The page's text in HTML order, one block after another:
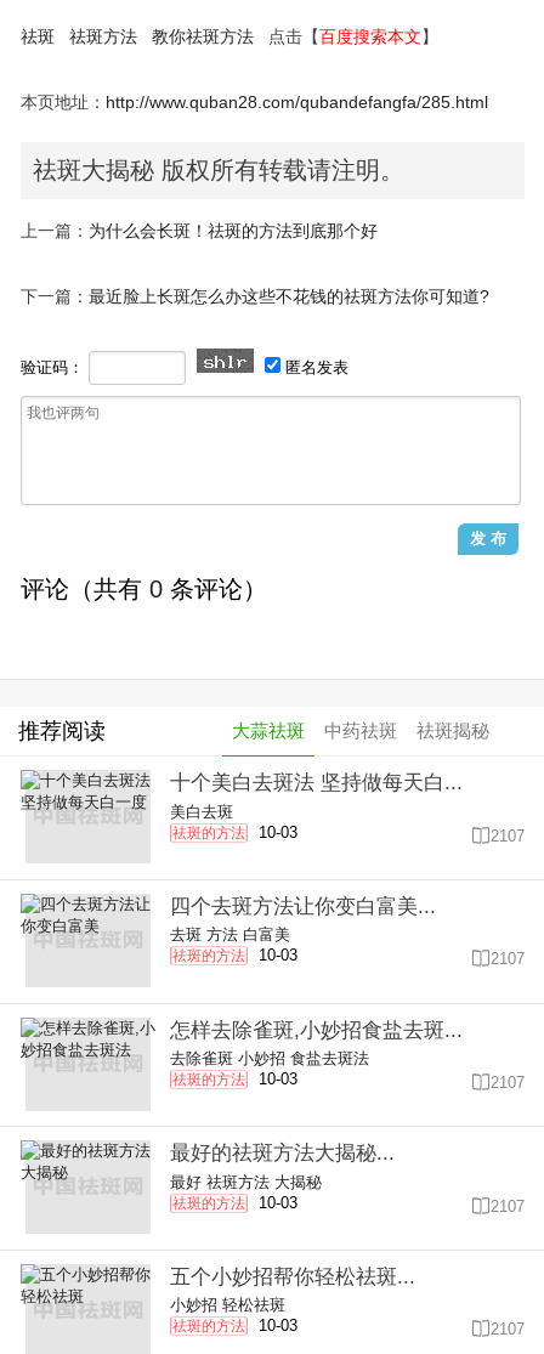
祛斑 祛斑方法 教你祛斑方法点击【百度搜索本文】
本页地址： http://www.quban28.com/qubandefangfa/285.html
祛斑大揭秘 版权所有转载请注明。
上一篇： 为什么会长斑！祛斑的方法到底那个好
下一篇： 最近脸上长斑怎么办这些不花钱的祛斑方法你可知道?
验证码： 匿名发表
评论（共有 0 条评论）
推荐阅读 大蒜祛斑 中药祛斑 祛斑揭秘
十个美白去斑法 坚持做每天白...
美白去斑
祛斑的方法 10-03  2107
四个去斑方法让你变白富美...
去斑 方法 白富美
祛斑的方法 10-03 2107
怎样去除雀斑,小妙招食盐去斑...
去除雀斑 小妙招 食盐去斑法
祛斑的方法 10-03  2107
最好的祛斑方法大揭秘...
最好 祛斑方法 大揭秘
祛斑的方法 10-03 2107
五个小妙招帮你轻松祛斑...
小妙招 轻松祛斑
祛斑的方法 10-03 2107